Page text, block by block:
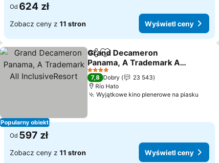
Od 624 zł
Zobacz ceny z 11 stron Wyświetl ceny
Popularny obiekt
Udostępnij
Dodaj do ulubionych
Grand Decameron
Panama, A Trademark All
InclusiveResort
Wyświetl ceny
4 Kategoria
7,8 Dobry
23 543
Río Hato
Wyjątkowe kino plenerowe na piasku
Od 597 zł
Zobacz ceny z 11 stron Wyświetl ceny